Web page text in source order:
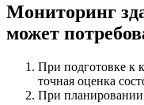
Мониторинг
может
При подготовке к
точная оценка
При планировании